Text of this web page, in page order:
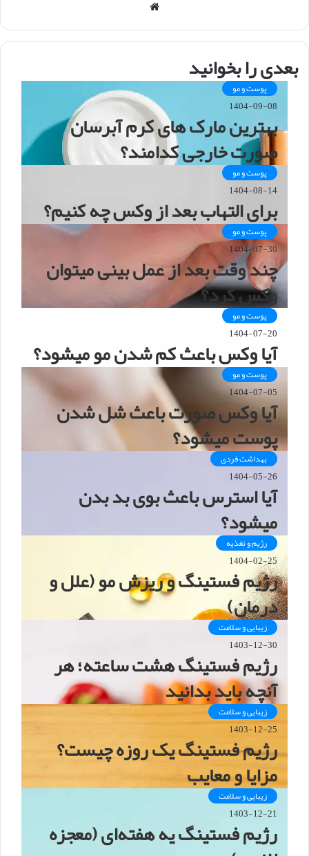
س
ت
بعدی را بخوانید
پوست و مو
1404-09-08
بهترین مارک های کرم آبرسان
صورت خارجی کدامند؟
پوست و مو
1404-08-14
برای التهاب بعد از وکس چه کنیم؟
پوست و مو
1404-07-30
چند وقت بعد از عمل بینی میتوان
وکس کرد؟
پوست و مو
1404-07-20
آیا وکس باعث کم شدن مو میشود؟
پوست و مو
1404-07-05
آیا وکس صورت باعث شل شدن
پوست میشود؟
بهداشت فردی
1404-05-26
آیا استرس باعث بوی بد بدن
میشود؟
رژیم و تغذیه
1404-02-25
رژیم فستینگ و ریزش مو (علل و
درمان)
زیبایی و سلامت
1403-12-30
رژیم فستینگ هشت ساعته؛ هر
آنچه باید بدانید
زیبایی و سلامت
1403-12-25
رژیم فستینگ یک روزه چیست؟
مزایا و معایب
زیبایی و سلامت
1403-12-21
رژیم فستینگ یه هفته‌ای (معجزه